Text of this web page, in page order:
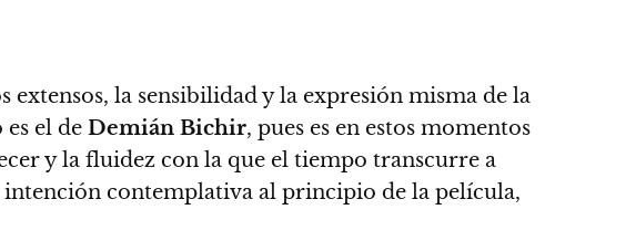
la sensibilidad y la expresión misma de la
el de Demián Bichir, pues es en estos momentos
y la fluidez con la que el tiempo transcurre a
contemplativa al principio de la película,